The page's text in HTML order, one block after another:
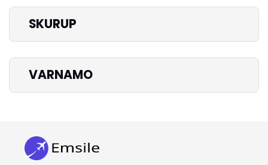
SKURUP
VARNAMO